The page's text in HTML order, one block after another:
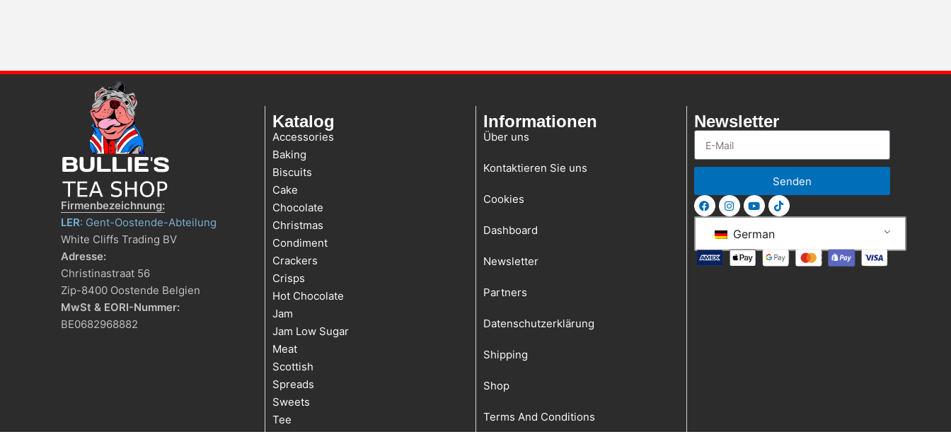
Firmenbezeichnung:
LER: Gent-Oostende-Abteilung
White Cliffs Trading BV
Adresse:
Christinastraat 56
Zip-8400 Oostende Belgien
MwSt & EORI-Nummer:
BE0682968882
Katalog
Accessories
Baking
Biscuits
Cake
Chocolate
Christmas
Condiment
Crackers
Crisps
Hot Chocolate
Jam
Jam Low Sugar
Meat
Scottish
Spreads
Sweets
Tee
Informationen
Über uns
Kontaktieren Sie uns
Cookies
Dashboard
Newsletter
Partners
Datenschutzerklärung
Shipping
Shop
Terms And Conditions
Newsletter
Senden
German